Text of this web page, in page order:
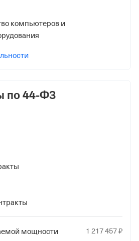
фонды
в ПФР
органа
и Социального
ФссРФ
и Социального
компьютеров и
по 44-ФЗ
мощности 1 217457₽